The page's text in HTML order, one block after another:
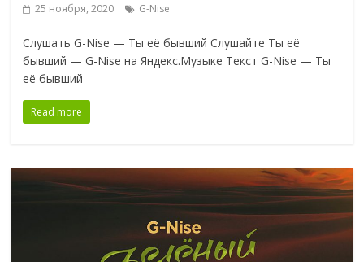
25 ноября, 2020 G-Nise
Слушать G-Nise — Ты её бывший Слушайте Ты её
бывший — G-Nise на Яндекс.Музыке Текст G-Nise — Ты
её бывший
Read more